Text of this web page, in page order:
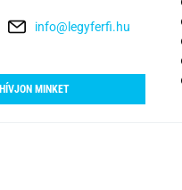
info@legyferfi.hu
HÍVJON MINKET